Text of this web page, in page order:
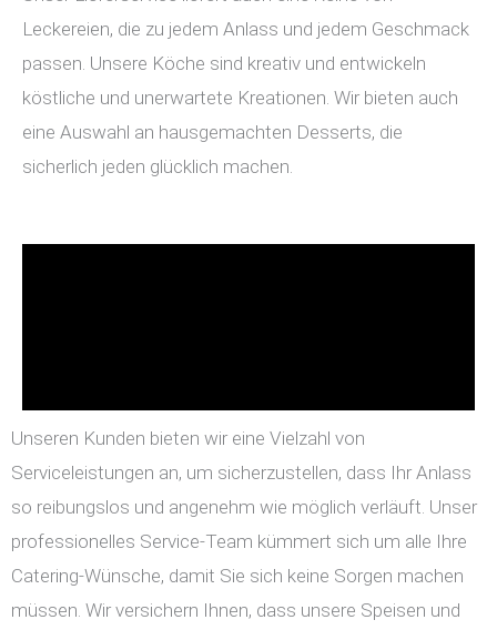
Leckereien, die zu jedem Anlass und jedem Geschmack
passen. Unsere Köche sind kreativ und entwickeln
köstliche und unerwartete Kreationen. Wir bieten auch
eine Auswahl an hausgemachten Desserts, die
sicherlich jeden glücklich machen.
Unseren Kunden bieten wir eine Vielzahl von
Serviceleistungen an, um sicherzustellen, dass Ihr Anlass
so reibungslos und angenehm wie möglich verläuft. Unser
professionelles Service-Team kümmert sich um alle Ihre
Catering-Wünsche, damit Sie sich keine Sorgen machen
müssen. Wir versichern Ihnen, dass unsere Speisen und